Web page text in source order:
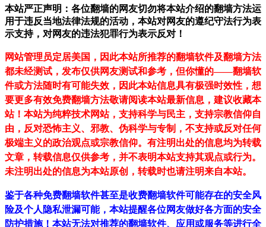
本站严正声明：各位翻墙的网友切勿将本站介绍的翻墙方法运
用于违反当地法律法规的活动，本站对网友的遵纪守法行为表
示支持，对网友的违法犯罪行为表示反对！
网站管理员定居美国，因此本站所推荐的翻墙软件及翻墙方法
都未经测试，发布仅供网友测试和参考，但你懂的——翻墙软
件或方法随时有可能失效，因此本站信息具有极强时效性，想
要更多有效免费翻墙方法敬请阅读本站最新信息，建议收藏本
站！ 本站为纯粹技术网站，支持科学与民主，支持宗教信仰自
由，反对恐怖主义、邪教、伪科学与专制，不支持或反对任何
极端主义的政治观点或宗教信仰。有注明出处的信息均为转载
文章，转载信息仅供参考，并不表明本站支持其观点或行为。
未注明出处的信息为本站原创，转载时也请注明来自本站。
鉴于各种免费翻墙软件甚至是收费翻墙软件可能存在的安全风
险及个人隐私泄漏可能，本站提醒各位网友做好各方面的安全
防护措施！本站无法对推荐的翻墙软件、应用或服务等进行全